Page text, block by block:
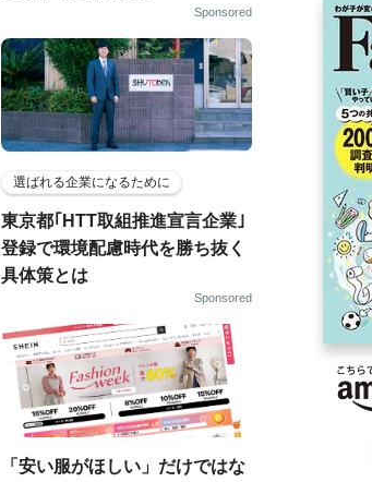
Sponsored
選ばれる企業になるために
東京都｢HTT取組推進宣言企業｣
登録で環境配慮時代を勝ち抜く
具体策とは
Sponsored
「安い服がほしい」だけではな